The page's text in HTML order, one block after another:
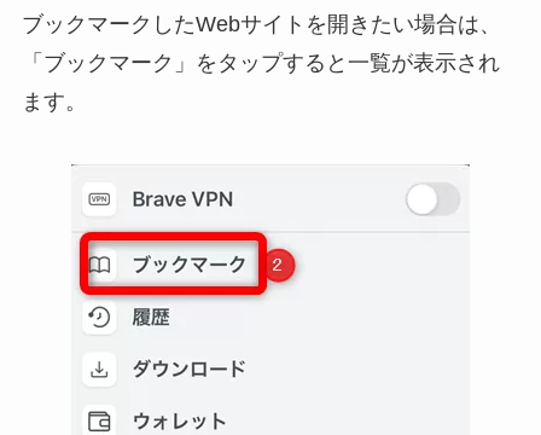
ブックマークしたWebサイトを開きたい場合は、
「ブックマーク」をタップすると一覧が表示され
ます。